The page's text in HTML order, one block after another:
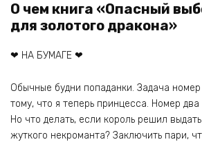
О чем книга «Опасный
для золотого дракона»
❤ НА БУМАГЕ ❤
Обычные будни попаданки. Задача
тому, что я теперь принцесса. Номер
Но что делать, если король решил
жуткого некроманта? Заключить пари,